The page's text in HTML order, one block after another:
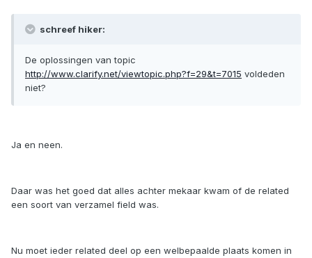
schreef hiker:
De oplossingen van topic
http://www.clarify.net/viewtopic.php?f=29&t=7015 voldeden
niet?
Ja en neen.
Daar was het goed dat alles achter mekaar kwam of de related
een soort van verzamel field was.
Nu moet ieder related deel op een welbepaalde plaats komen in